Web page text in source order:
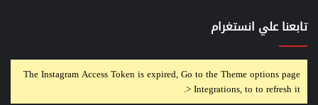
تابعنا علي انستغرام
The Instagram Access Token is expired, Go to the Theme options page
> Integrations, to to refresh it.